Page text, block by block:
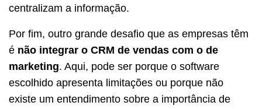
centralizam a informação.
Por fim, outro grande desafio que as empresas têm
é não integrar o CRM de vendas com o de
marketing. Aqui, pode ser porque o software
escolhido apresenta limitações ou porque não
existe um entendimento sobre a importância de